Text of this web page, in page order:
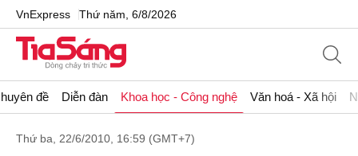
VnExpress Thứ năm, 6/8/2026
đề Diễn đàn Khoa học - Công nghệ Văn hoá - Xã hội
Thứ ba, 22/6/2010, 16:59 (GMT+7)